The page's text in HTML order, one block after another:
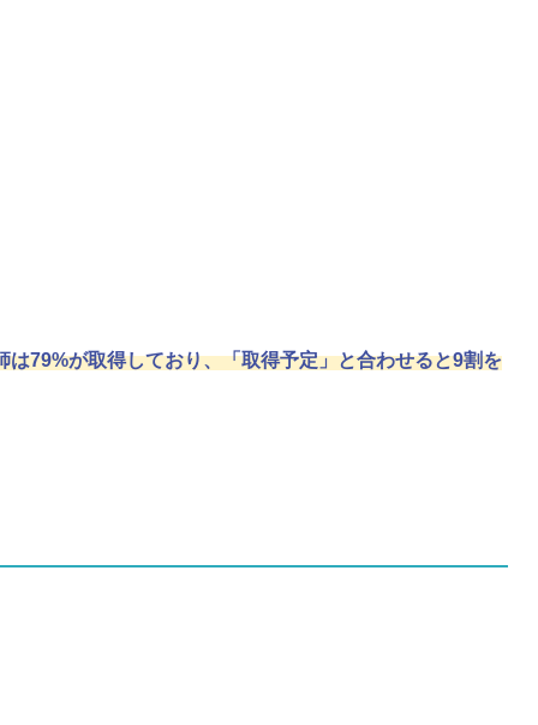
79%が取得しており、「取得予定」と合わせると9割を